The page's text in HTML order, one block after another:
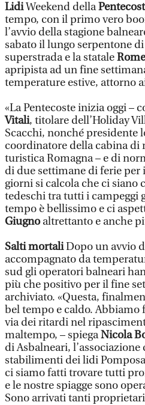
LidiWeekend della
tempo, con il primo vero
l’avvio della stagione
sabato il lungo serpentone
superstrada e la statale
apripista ad un fine
temperature estive, attorno
«La Pentecoste inizia oggi –
Vitali, titolare dell’Holiday
Scacchi, nonché presidente
coordinatore della cabina di
turistica Romagna – e di
di due settimane di ferie per
giorni si calcola che ci siano
tedeschi tra tutti i campeggi
tempo è bellissimo e ci
Giugnoaltrettanto e anche
Salti mortaliDopo un avvio
accompagnato da
sud gli operatori balneari
più che positivo per il fine
archiviato. «Questa,
bel tempo e caldo.
via dei ritardi nel
maltempo, – spiegaNicola
di Asbalneari,
stabilimenti dei lidi
ci siamo fatti trovare tutti
e le nostre spiagge sono
Sono arrivati tanti